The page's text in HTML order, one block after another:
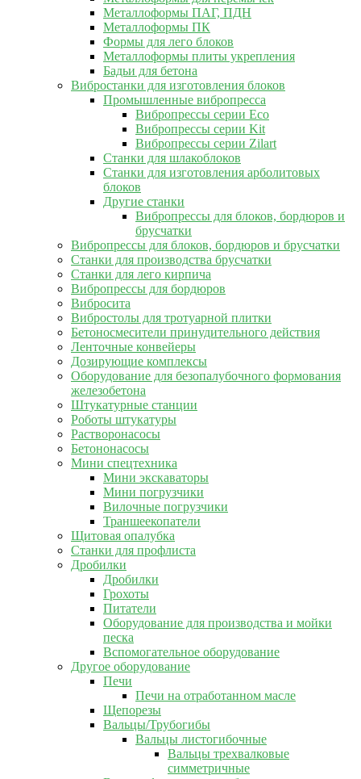
Металлоформы ПАГ, ПДН
Металлоформы ПК
Формы для лего блоков
Металлоформы плиты укрепления
Бадьи для бетона
Вибростанки для изготовления блоков
Промышленные вибропресса
Вибропрессы серии Eco
Вибропрессы серии Kit
Вибропрессы серии Zilart
Станки для шлакоблоков
Станки для изготовления арболитовых
блоков
Другие станки
Вибропрессы для блоков, бордюров и
брусчатки
Вибропрессы для блоков, бордюров и брусчатки
Станки для производства брусчатки
Станки для лего кирпича
Вибропрессы для бордюров
Вибросита
Вибростолы для тротуарной плитки
Бетоносмесители принудительного действия
Ленточные конвейеры
Дозирующие комплексы
Оборудование для безопалубочного формования
железобетона
Штукатурные станции
Роботы штукатуры
Растворонасосы
Бетононасосы
Мини спецтехника
Мини экскаваторы
Мини погрузчики
Вилочные погрузчики
Траншеекопатели
Щитовая опалубка
Станки для профлиста
Дробилки
Дробилки
Грохоты
Питатели
Оборудование для производства и мойки
песка
Вспомогательное оборудование
Другое оборудование
Печи
Печи на отработанном масле
Щепорезы
Вальцы/Трубогибы
Вальцы листогибочные
Вальцы трехвалковые
симметричные